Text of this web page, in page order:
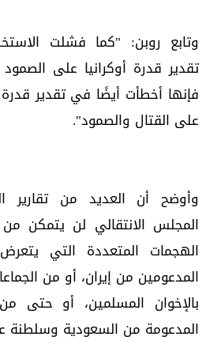
وتابع روبن: "كما فشلت
تقدير قدرة أوكرانيا على
فإنها أخطأت أيضًا في تقدير
على القتال والصمود".
وأوضح أن العديد من تقارير
المجلس الانتقالي لن يتمكن
الهجمات المتعددة التي
المدعومين من إيران، أو من
بالإخوان المسلمين، أو حتى
المدعومة من السعودية وسلطنة